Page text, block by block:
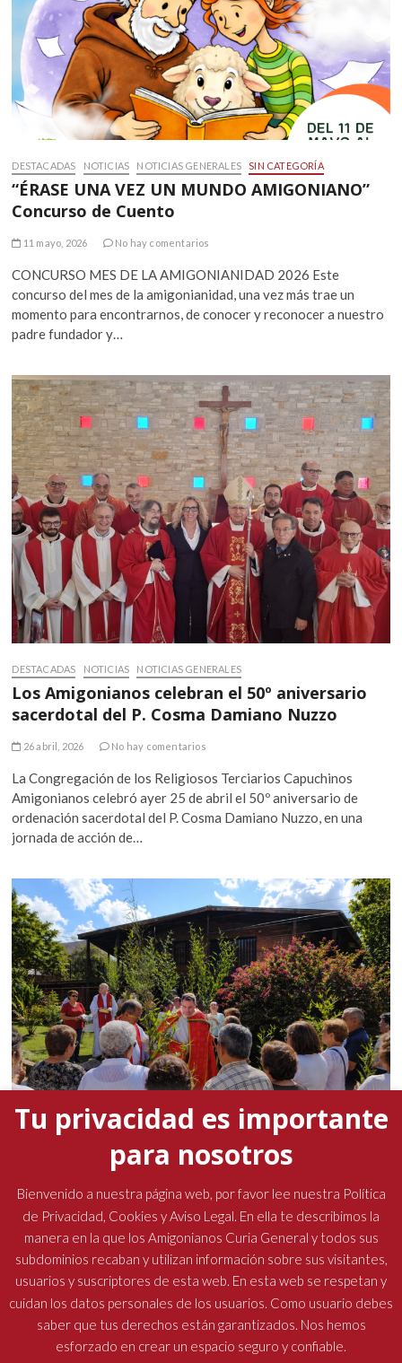
DESTACADAS NOTICIAS NOTICIAS GENERALES SIN CATEGORÍA
“ÉRASE UNA VEZ UN MUNDO AMIGONIANO”
Concurso de Cuento
11 mayo, 2026 No hay comentarios
CONCURSO MES DE LA AMIGONIANIDAD 2026 Este
concurso del mes de la amigonianidad, una vez más trae un
momento para encontrarnos, de conocer y reconocer a nuestro
padre fundador y…
DESTACADAS NOTICIAS NOTICIAS GENERALES
Los Amigonianos celebran el 50º aniversario
sacerdotal del P. Cosma Damiano Nuzzo
26 abril, 2026 No hay comentarios
La Congregación de los Religiosos Terciarios Capuchinos
Amigonianos celebró ayer 25 de abril el 50º aniversario de
ordenación sacerdotal del P. Cosma Damiano Nuzzo, en una
jornada de acción de…
La presencia del padre general marcó la Semana
Santa en las comunidades amigonianas
19 abril, 2026 No hay comentarios
Tu privacidad es importante
para nosotros
Bienvenido a nuestra página web, por favor lee nuestra Política
de Privacidad, Cookies y Aviso Legal. En ella te describimos la
manera en la que los Amigonianos Curia General y todos sus
subdominios recaban y utilizan información sobre sus visitantes,
usuarios y suscriptores de esta web. En esta web se respetan y
cuidan los datos personales de los usuarios. Como usuario debes
saber que tus derechos están garantizados. Nos hemos
esforzado en crear un espacio seguro y confiable.